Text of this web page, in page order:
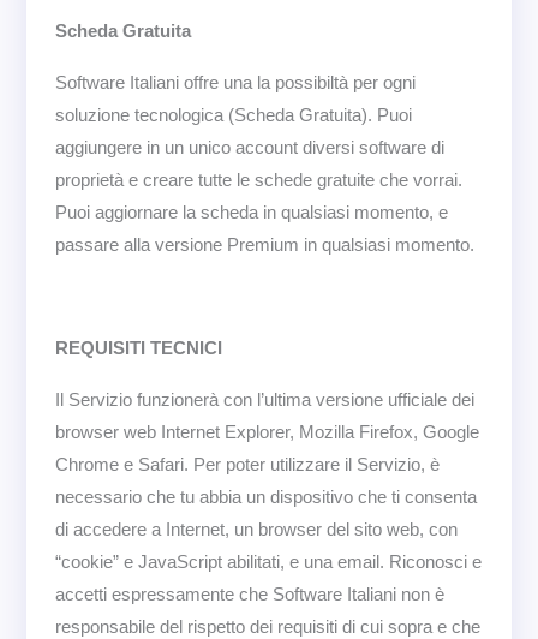
Scheda Gratuita
Software Italiani offre una la possibiltà per ogni
soluzione tecnologica (Scheda Gratuita). Puoi
aggiungere in un unico account diversi software di
proprietà e creare tutte le schede gratuite che vorrai.
Puoi aggiornare la scheda in qualsiasi momento, e
passare alla versione Premium in qualsiasi momento.
REQUISITI TECNICI
Il Servizio funzionerà con l’ultima versione ufficiale dei
browser web Internet Explorer, Mozilla Firefox, Google
Chrome e Safari. Per poter utilizzare il Servizio, è
necessario che tu abbia un dispositivo che ti consenta
di accedere a Internet, un browser del sito web, con
“cookie” e JavaScript abilitati, e una email. Riconosci e
accetti espressamente che Software Italiani non è
responsabile del rispetto dei requisiti di cui sopra e che